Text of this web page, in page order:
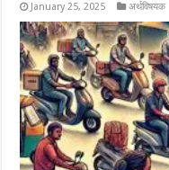
January 25, 2025 अर्थविषयक